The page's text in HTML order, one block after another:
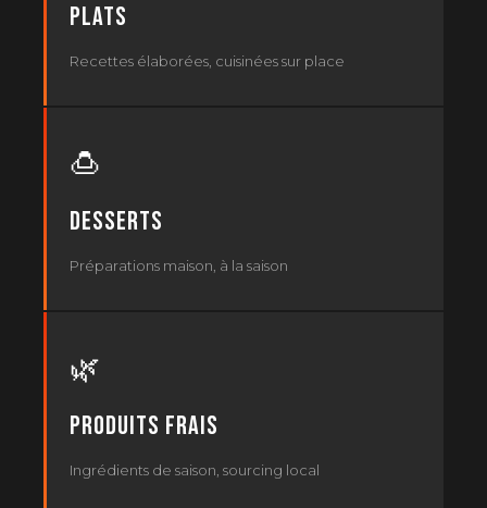
Plats
Recettes élaborées, cuisinées sur place
🍮
Desserts
Préparations maison, à la saison
🌿
Produits frais
Ingrédients de saison, sourcing local